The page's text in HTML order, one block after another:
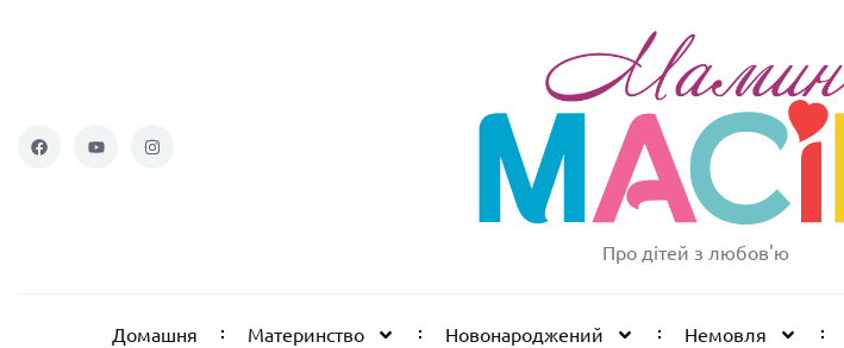
Про дітей з любов'ю
Домашня Материнство Новонароджений Немовля